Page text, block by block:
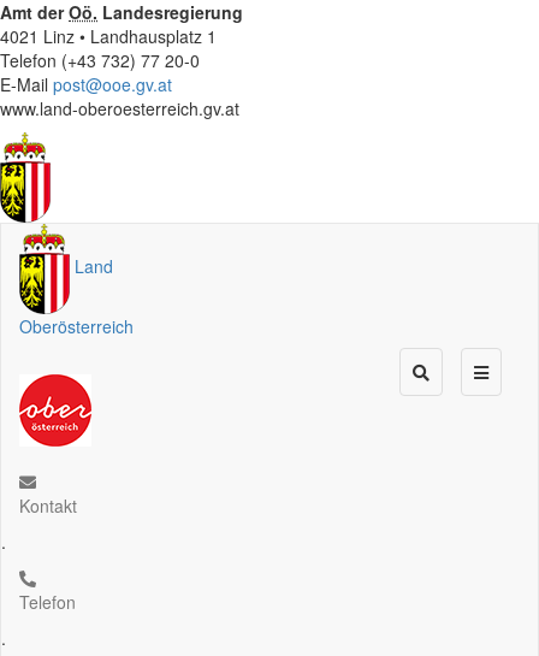
Amt derOö. Landesregierung
4021 Linz • Landhausplatz 1
Telefon (+43 732) 77 20-0
E-Mail post@ooe.gv.at
www.land-oberoesterreich.gv.at
Land
Oberösterreich
Kontakt
.
Telefon
.